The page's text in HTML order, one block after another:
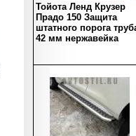
Тойота Ленд Крузер
Прадо 150 Защита
штатного порога
42 мм нержавейка